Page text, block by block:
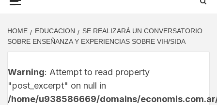
HOME EDUCACION
SE REALIZARÁ UN CONVERSATORIO
SOBRE ENSEÑANZA Y EXPERIENCIAS SOBRE VIH/SIDA
Warning: Attempt to read property
"post_excerpt" on null in
/home/u938586669/domains/